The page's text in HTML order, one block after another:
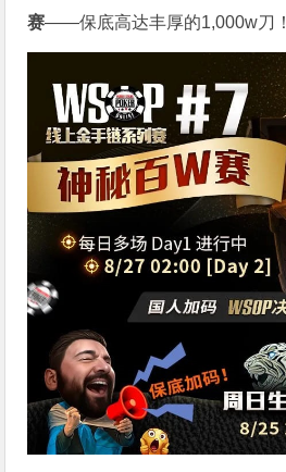
赛——保底高达丰厚的1,000w刀！